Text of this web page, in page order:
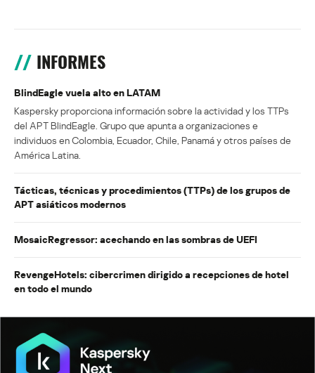
INFORMES
BlindEagle vuela alto en LATAM
Kaspersky proporciona información sobre la actividad y los TTPs
del APT BlindEagle. Grupo que apunta a organizaciones e
individuos en Colombia, Ecuador, Chile, Panamá y otros países de
América Latina.
Tácticas, técnicas y procedimientos (TTPs) de los grupos de
APT asiáticos modernos
MosaicRegressor: acechando en las sombras de UEFI
RevengeHotels: cibercrimen dirigido a recepciones de hotel
en todo el mundo